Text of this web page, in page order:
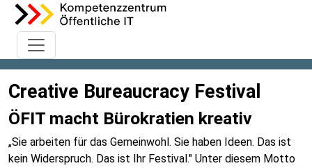
Creative Bureaucracy Festival
ÖFIT macht Bürokratien kreativ
„Sie arbeiten für das Gemeinwohl. Sie haben Ideen. Das ist
kein Widerspruch. Das ist Ihr Festival." Unter diesem Motto